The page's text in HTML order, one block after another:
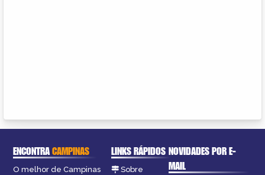
ENCONTRACAMPINAS
O melhor de Campinas
LINKS RÁPIDOS
Sobre
NOVIDADES POR E-
MAIL